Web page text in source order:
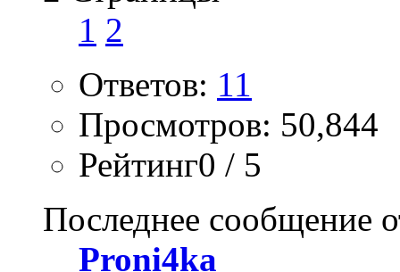
1 2
Ответов: 11
Просмотров: 50,844
Рейтинг0 / 5
Последнее сообщение
Proni4ka